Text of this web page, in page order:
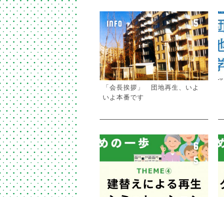
INFO 5
「会長挨拶」 団地再生、いよ
いよ本番です
6
5